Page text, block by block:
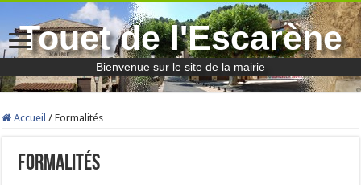
Touet de l'Escarène
Bienvenue sur le site de la mairie
Accueil / Formalités
Formalités